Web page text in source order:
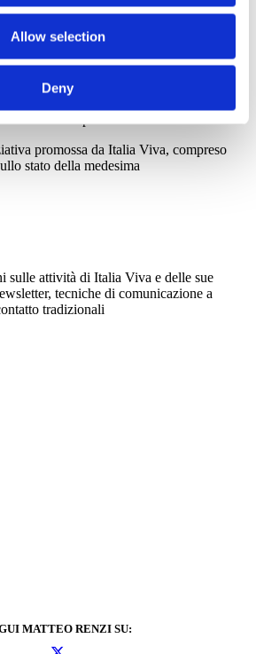
Allow selection
Deny
ai sensi dell’art. 13 del GDPR e della
dei miei dati personali:
promossa da Italia Viva, compreso
stato della medesima
sulle attività di Italia Viva e delle sue
tecniche di comunicazione a
tradizionali
MATTEO RENZI SU: